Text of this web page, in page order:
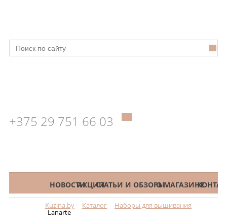
+375 29 751 66 03
КАТАЛОГНОВОСТИАКЦИИСТАТЬИ И ОБЗОРЫО МАГАЗИНЕ
Kuzina.by Каталог Наборы для вышивания
Lanarte